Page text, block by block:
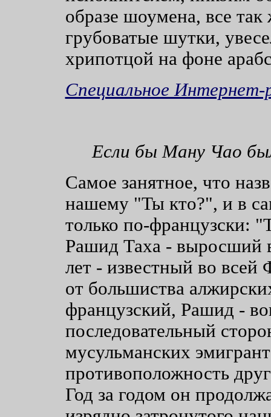
образе шоумена, все
грубоватые шутки,
хрипотцой на фоне
Специальное Интернет-
Если бы Ману Чао
Самое занятное, что
нашему "Ты кто?", и в
только по-французски:
Рашид Таха - выросший
лет - известный во
от большиства
французский, Рашид -
последовательный
мусульманских
противоположность
Год за годом он